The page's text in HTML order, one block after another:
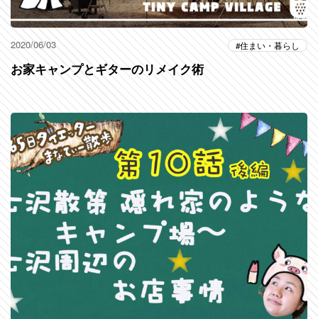
2020/06/03 住まい・暮らし
お家キャンプとギターのリメイク術